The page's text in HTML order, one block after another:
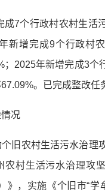
成7个行政村农村生活
新增完成9个行政村
；2025年新增完成3个
。已完成整改任
况
旧农村生活污水治理
农村生活污水治理攻
》，实施《个旧市“学